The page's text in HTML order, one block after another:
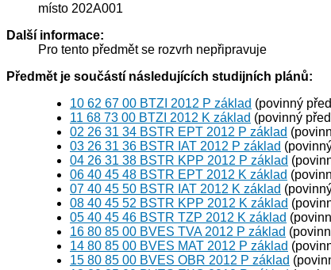
místo 202A001
Další informace:
Pro tento předmět se rozvrh nepřipravuje
Předmět je součástí následujících studijních plánů:
10 62 67 00 BTZI 2012 P základ (povinný
11 68 73 00 BTZI 2012 K základ (povinný
02 26 31 34 BSTR EPT 2012 P základ
03 26 31 36 BSTR IAT 2012 P základ
04 26 31 38 BSTR KPP 2012 P základ
06 40 45 48 BSTR EPT 2012 K základ
07 40 45 50 BSTR IAT 2012 K základ
08 40 45 52 BSTR KPP 2012 K základ
05 40 45 46 BSTR TZP 2012 K základ
16 80 85 00 BVES TVA 2012 P základ
14 80 85 00 BVES MAT 2012 P základ
15 80 85 00 BVES OBR 2012 P základ